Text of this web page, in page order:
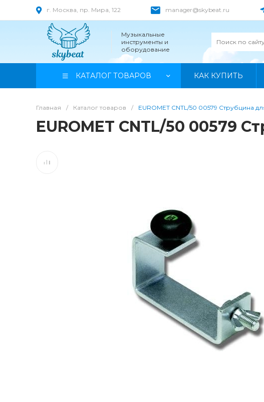
г. Москва, пр. Мира, 122 manager@skybeat.ru
Музыкальные
инструменты и
оборудование
КАТАЛОГ ТОВАРОВ КАК КУПИТЬ
Главная / Каталог товаров / EUROMET CNTL/50 00579 Струбцина
EUROMET CNTL/50 00579